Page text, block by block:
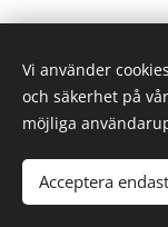
Vi använder
och säkerhet på
möjliga
Acceptera